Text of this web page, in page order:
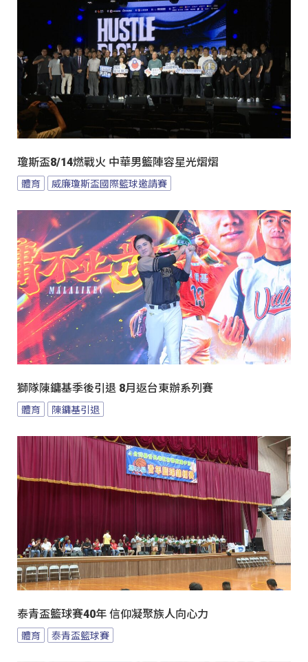
瓊斯盃8/14燃戰火 中華男籃陣容星光熠熠
體育 威廉瓊斯盃國際籃球邀請賽
獅隊陳鏞基季後引退 8月返台東辦系列賽
體育 陳鏞基引退
泰青盃籃球賽40年 信仰凝聚族人向心力
體育 泰青盃籃球賽